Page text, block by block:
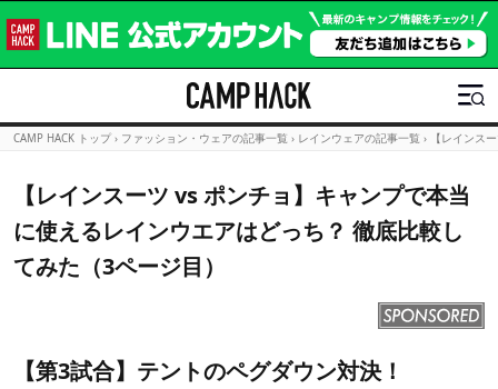
CAMP HACK トップ › ファッション・ウェアの記事一覧 › レインウェアの記事一覧 › 【レインス
【レインスーツ vs ポンチョ】キャンプで本当
に使えるレインウエアはどっち？ 徹底比較し
てみた（3ページ目）
【第3試合】テントのペグダウン対決！